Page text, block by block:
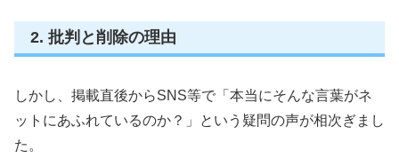
2. 批判と削除の理由
しかし、掲載直後からSNS等で「本当にそんな言葉がネ
ットにあふれているのか？」という疑問の声が相次ぎまし
た。